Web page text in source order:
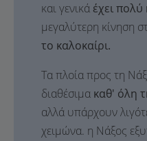
και γενικά έχει πολύ
μεγαλύτερη κίνηση
το καλοκαίρι.
Τα πλοία προς τη
διαθέσιμα καθ' όλη
αλλά υπάρχουν
χειμώνα. η Νάξος